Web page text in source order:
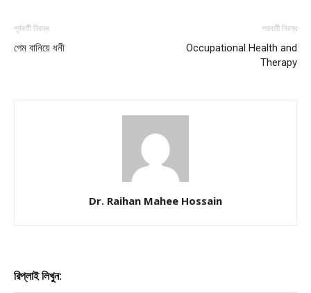
পূর্ববর্তী নিবন্ধ
গেম বানিয়ে ধনী
পরবর্তী নিবন্ধ
Occupational Health and
Therapy
Dr. Raihan Mahee Hossain
রিপ্লাই লিখুন: